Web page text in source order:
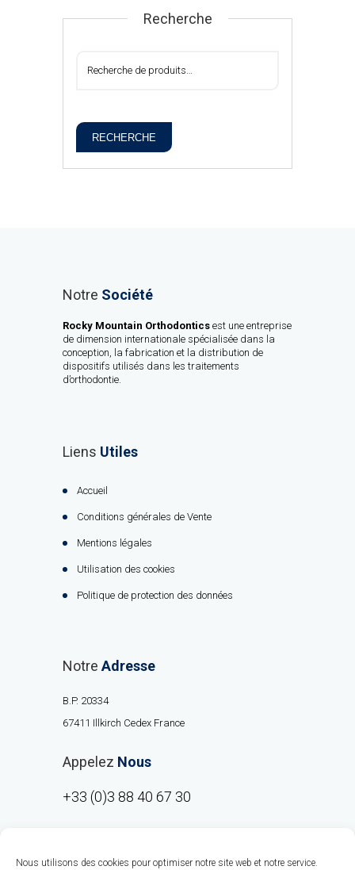
Nous utilisons des cookies pour optimiser notre site web et notre service.
Recherche
RECHERCHE
Notre Société
Rocky Mountain Orthodontics est une entreprise
de dimension internationale spécialisée dans la
conception, la fabrication et la distribution de
dispositifs utilisés dans les traitements
d’orthodontie.
Liens Utiles
Accueil
Conditions générales de Vente
Mentions légales
Utilisation des cookies
Politique de protection des données
Notre Adresse
B.P. 20334
67411 Illkirch Cedex France
Appelez Nous
+33 (0)3 88 40 67 30